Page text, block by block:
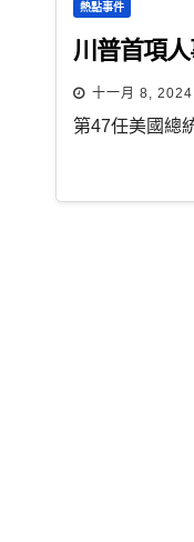
熱點事件
川普首項
十一月 8, 2024
第47任美國總